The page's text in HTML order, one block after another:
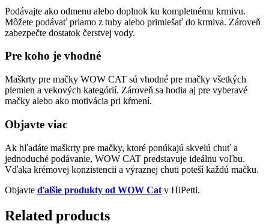
Podávajte ako odmenu alebo doplnok ku kompletnému krmivu.
Môžete podávať priamo z tuby alebo primiešať do krmiva. Zároveň
zabezpečte dostatok čerstvej vody.
Pre koho je vhodné
Maškrty pre mačky WOW CAT sú vhodné pre mačky všetkých
plemien a vekových kategórií. Zároveň sa hodia aj pre vyberavé
mačky alebo ako motivácia pri kŕmení.
Objavte viac
Ak hľadáte maškrty pre mačky, ktoré ponúkajú skvelú chuť a
jednoduché podávanie, WOW CAT predstavuje ideálnu voľbu.
Vďaka krémovej konzistencii a výraznej chuti poteší každú mačku.
Objavte ďalšie produkty od WOW Cat v HiPetti.
Related products